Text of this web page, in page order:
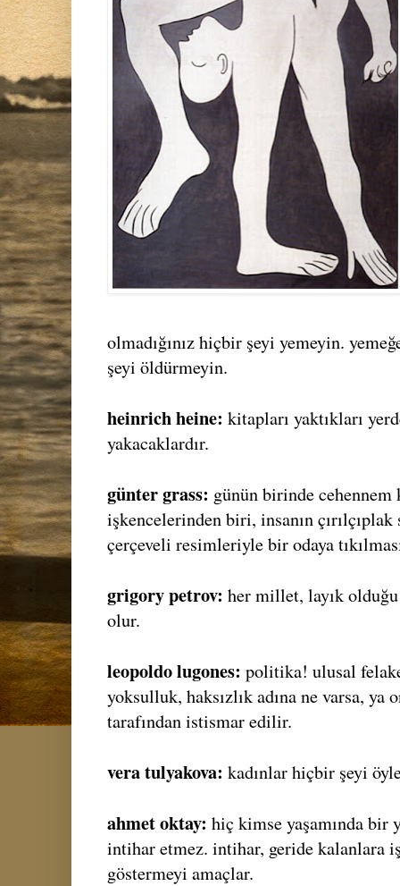
olmadığınız hiçbir şeyi yemeyin.
şeyi öldürmeyin.
heinrich heine: kitapları yaktıkları
yakacaklardır.
günter grass: günün birinde cehennem
işkencelerinden biri, insanın çırılçıplak
çerçeveli resimleriyle bir odaya
grigory petrov: her millet, layık
olur.
leopoldo lugones: politika! ulusal
yoksulluk, haksızlık adına ne varsa, ya
tarafından istismar edilir.
vera tulyakova: kadınlar hiçbir şeyi
ahmet oktay: hiç kimse yaşamında bir
intihar etmez. intihar, geride kalanlara
göstermeyi amaçlar.